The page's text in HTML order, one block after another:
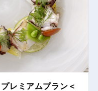
レミアムプラン＜